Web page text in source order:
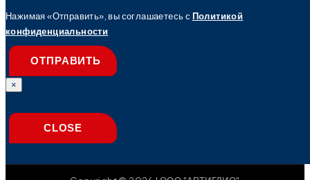
Нажимая «Отправить», вы соглашаетесь с Политикой
конфиденциальности
ОТПРАВИТЬ
×
CLOSE